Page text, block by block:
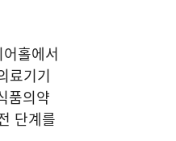
홀에서
료기기
품의약
단계를